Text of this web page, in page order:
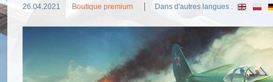
26.04.2021 Boutique premium Dans d'autres langues :